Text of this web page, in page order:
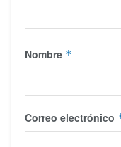
Nombre *
Correo electrónico